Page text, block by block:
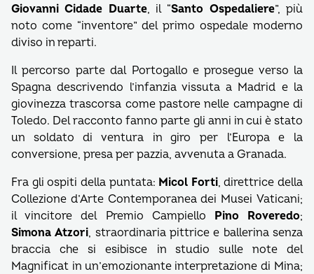
Giovanni Cidade Duarte, il “Santo Ospedaliere”, più
noto come “inventore” del primo ospedale moderno
diviso in reparti.
Il percorso parte dal Portogallo e prosegue verso la
Spagna descrivendo l’infanzia vissuta a Madrid e la
giovinezza trascorsa come pastore nelle campagne di
Toledo. Del racconto fanno parte gli anni in cui è stato
un soldato di ventura in giro per l’Europa e la
conversione, presa per pazzia, avvenuta a Granada.
Fra gli ospiti della puntata: Micol Forti, direttrice della
Collezione d’Arte Contemporanea dei Musei Vaticani;
il vincitore del Premio Campiello Pino Roveredo;
Simona Atzori, straordinaria pittrice e ballerina senza
braccia che si esibisce in studio sulle note del
Magnificat in un’emozionante interpretazione di Mina;